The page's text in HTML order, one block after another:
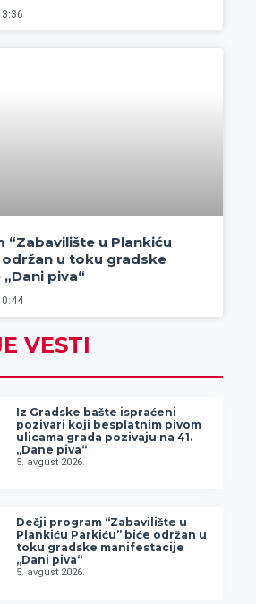
“Zabavilište u Plankiću
održan u toku gradske
piva“
VESTI
Iz Gradske bašte ispraćeni
pozivari koji besplatnim pivom
ulicama grada pozivaju na 41.
„Dane piva“
5. avgust 2026.
Dečji program “Zabavilište u
Plankiću Parkiću” biće održan u
toku gradske manifestacije
„Dani piva“
5. avgust 2026.